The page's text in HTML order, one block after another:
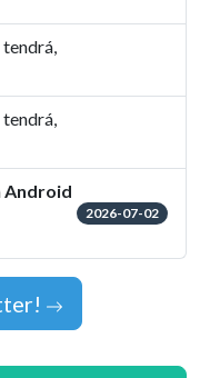
Android
2026-07-02